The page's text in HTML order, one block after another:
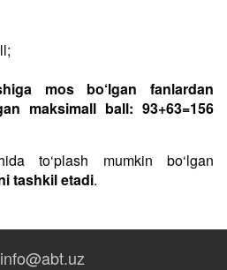
mos bo‘lgan fanlardan
maksimall ball: 93+63=156
to‘plash mumkin bo‘lgan
tashkil etadi.
info@abt.uz